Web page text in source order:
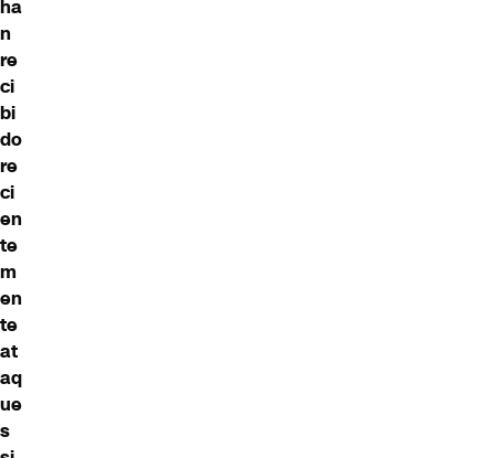
ha
n
re
ci
bi
do
re
ci
en
te
m
en
te
at
aq
ue
s